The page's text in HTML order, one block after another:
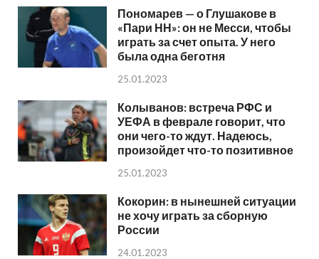
Пономарев — о Глушакове в
«Пари НН»: он не Месси, чтобы
играть за счет опыта. У него
была одна беготня
25.01.2023
Колыванов: встреча РФС и
УЕФА в феврале говорит, что
они чего-то ждут. Надеюсь,
произойдет что-то позитивное
25.01.2023
Кокорин: в нынешней ситуации
не хочу играть за сборную
России
24.01.2023